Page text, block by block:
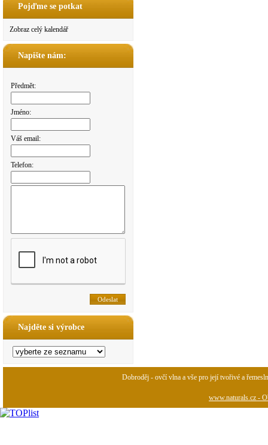
Pojďme se potkat
Zobraz celý kalendář
Napište nám:
Předmět:
Jméno:
Váš email:
Telefon:
Najděte si výrobce
Dobroděj - ovčí vlna a vše pro její tvořivé a
www.naturals.cz -